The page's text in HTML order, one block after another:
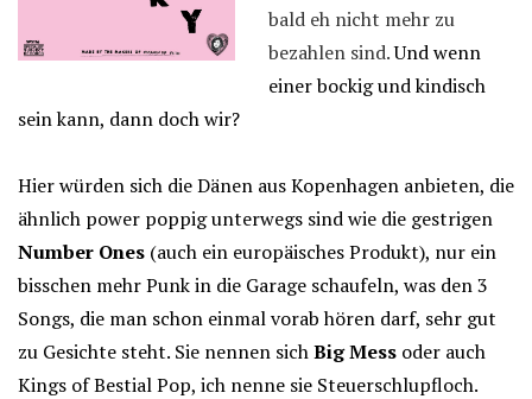
bald eh nicht mehr zu
bezahlen sind.Und wenn
einer bockig und kindisch
sein kann, dann doch wir?
Hier würden sich die Dänen aus Kopenhagen anbieten, die
ähnlich power poppig unterwegs sind wie die gestrigen
Number Ones (auch ein europäisches Produkt), nur ein
bisschen mehr Punk in die Garage schaufeln, was den 3
Songs, die man schon einmal vorab hören darf, sehr gut
zu Gesichte steht. Sie nennen sichBig Mess oder auch
Kings of Bestial Pop, ich nenne sie Steuerschlupfloch.